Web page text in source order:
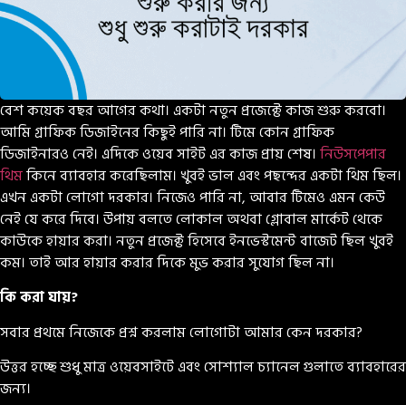
বেশ কয়েক বছর আগের কথা। একটা নতুন প্রজেক্টে কাজ শুরু করবো।
আমি গ্রাফিক ডিজাইনের কিছুই পারি না। টিমে কোন গ্রাফিক
ডিজাইনারও নেই। এদিকে ওয়েব সাইট এর কাজ প্রায় শেষ।নিউসপেপার
থিমকিনে ব্যাবহার করেছিলাম। খুবই ভাল এবং পছন্দের একটা থিম ছিল।
এখন একটা লোগো দরকার। নিজেও পারি না, আবার টিমেও এমন কেউ
নেই যে করে দিবে। উপায় বলতে লোকাল অথবা গ্লোবাল মার্কেট থেকে
কাউকে হায়ার করা। নতুন প্রজেক্ট হিসেবে ইনভেস্টমেন্ট বাজেট ছিল খুবই
কম। তাই আর হায়ার করার দিকে মুভ করার সুযোগ ছিল না।
কি করা যায়?
সবার প্রথমে নিজেকে প্রশ্ন করলাম লোগোটা আমার কেন দরকার?
উত্তর হচ্ছে শুধু মাত্র ওয়েবসাইটে এবং সোশ্যাল চ্যানেল গুলাতে ব্যাবহারের
জন্য।